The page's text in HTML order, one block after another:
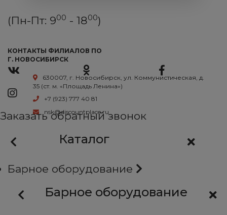
(Пн-Пт: 900 - 1800)
КОНТАКТЫ ФИЛИАЛОВ ПО
Г. НОВОСИБИРСК
630007, г. Новосибирск, ул. Коммунистическая, д.
35 (ст. м. «Площадь Ленина»)
+7 (923) 777 40 81
nsk@discountplace.ru
Заказать обратный звонок
Каталог
Барное оборудование
Барное оборудование